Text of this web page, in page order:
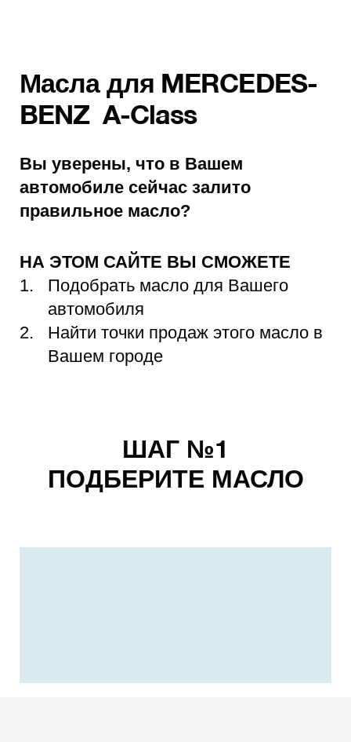
Масла для MERCEDES-
BENZ A-Class
Вы уверены, что в Вашем
автомобиле сейчас залито
правильное масло?
НА ЭТОМ САЙТЕ ВЫ СМОЖЕТЕ
Подобрать масло для Вашего
автомобиля
Найти точки продаж этого масло в
Вашем городе
ШАГ №1
ПОДБЕРИТЕ МАСЛО